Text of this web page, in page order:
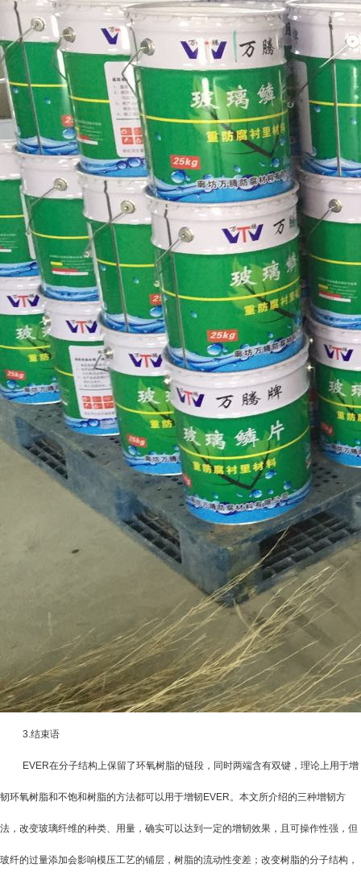
3.结束语
EVER在分子结构上保留了环氧树脂的链段，同时两端含有双键，理论上用于增
韧环氧树脂和不饱和树脂的方法都可以用于增韧 EVER。本文所介绍的三种增韧方
法，改变玻璃纤维的种类、用量，确实可以达到一定的增韧效果，且可操作性强，但
玻纤的过量添加会影响模压工艺的铺层，树脂的流动性变差；改变树脂的分子结构，